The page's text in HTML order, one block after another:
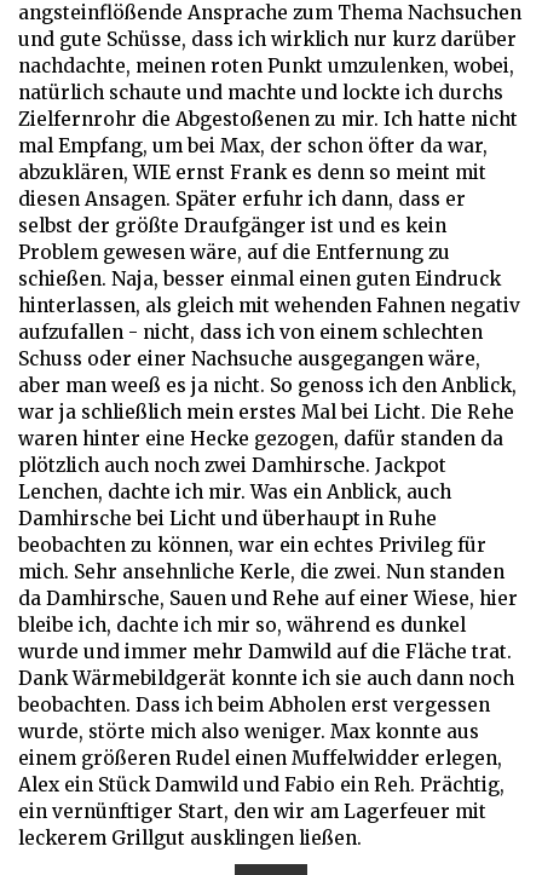
angsteinflößende Ansprache zum Thema Nachsuchen
und gute Schüsse, dass ich wirklich nur kurz darüber
nachdachte, meinen roten Punkt umzulenken, wobei,
natürlich schaute und machte und lockte ich durchs
Zielfernrohr die Abgestoßenen zu mir. Ich hatte nicht
mal Empfang, um bei Max, der schon öfter da war,
abzuklären, WIE ernst Frank es denn so meint mit
diesen Ansagen. Später erfuhr ich dann, dass er
selbst der größte Draufgänger ist und es kein
Problem gewesen wäre, auf die Entfernung zu
schießen. Naja, besser einmal einen guten Eindruck
hinterlassen, als gleich mit wehenden Fahnen negativ
aufzufallen - nicht, dass ich von einem schlechten
Schuss oder einer Nachsuche ausgegangen wäre,
aber man weeß es ja nicht. So genoss ich den Anblick,
war ja schließlich mein erstes Mal bei Licht. Die Rehe
waren hinter eine Hecke gezogen, dafür standen da
plötzlich auch noch zwei Damhirsche. Jackpot
Lenchen, dachte ich mir. Was ein Anblick, auch
Damhirsche bei Licht und überhaupt in Ruhe
beobachten zu können, war ein echtes Privileg für
mich. Sehr ansehnliche Kerle, die zwei. Nun standen
da Damhirsche, Sauen und Rehe auf einer Wiese, hier
bleibe ich, dachte ich mir so, während es dunkel
wurde und immer mehr Damwild auf die Fläche trat.
Dank Wärmebildgerät konnte ich sie auch dann noch
beobachten. Dass ich beim Abholen erst vergessen
wurde, störte mich also weniger. Max konnte aus
einem größeren Rudel einen Muffelwidder erlegen,
Alex ein Stück Damwild und Fabio ein Reh. Prächtig,
ein vernünftiger Start, den wir am Lagerfeuer mit
leckerem Grillgut ausklingen ließen.